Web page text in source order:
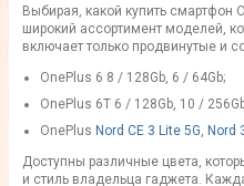
Выбирая, какой купить смартфон
широкий ассортимент моделей,
включает только продвинутые и
OnePlus 6 8 / 128Gb, 6 / 64Gb;
OnePlus 6T 6 / 128Gb, 10 /
OnePlus Nord CE 3 Lite 5G, Nord
Доступны различные цвета,
и стиль владельца гаджета.